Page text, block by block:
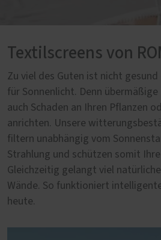
Textilscreens von
Zu viel des Guten ist nicht
für Sonnenlicht. Denn übermäßige
auch Schaden an Ihren Pflanzen
anrichten. Unsere
filtern unabhängig vom
Strahlung und schützen somit
Gleichzeitig gelangt viel
Wände. So funktioniert
heute.